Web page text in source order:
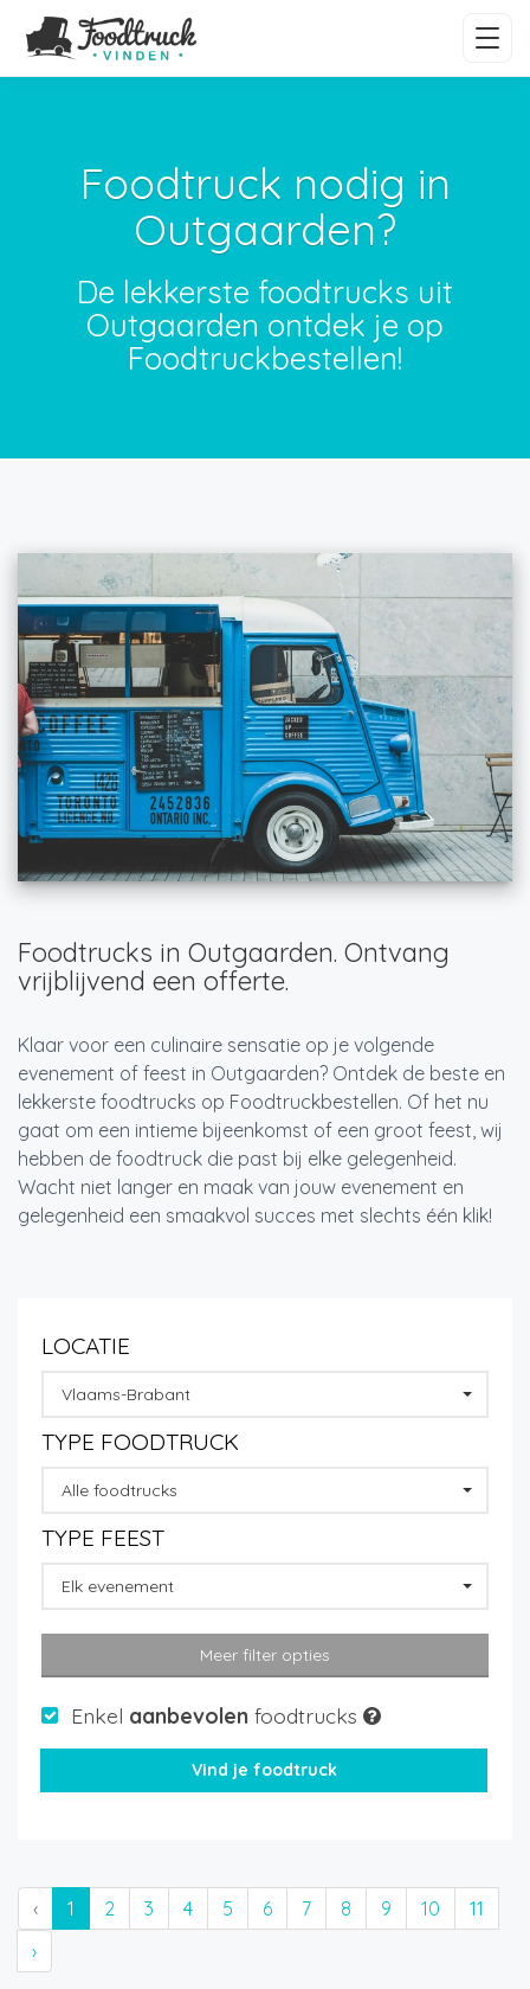
Foodtruck nodig in
Outgaarden?
De lekkerste foodtrucks uit
Outgaarden ontdek je op
Foodtruckbestellen!
Foodtrucks in Outgaarden. Ontvang
vrijblijvend een offerte.
Klaar voor een culinaire sensatie op je volgende
evenement of feest in Outgaarden? Ontdek de beste en
lekkerste foodtrucks op Foodtruckbestellen. Of het nu
gaat om een intieme bijeenkomst of een groot feest, wij
hebben de foodtruck die past bij elke gelegenheid.
Wacht niet langer en maak van jouw evenement en
gelegenheid een smaakvol succes met slechts één klik!
LOCATIE
Vlaams-Brabant
TYPE FOODTRUCK
Alle foodtrucks
TYPE FEEST
Elk evenement
Meer filter opties
Enkel aanbevolen foodtrucks
‹ 1 2 3 4 5 6 7 8 9 10
11
›